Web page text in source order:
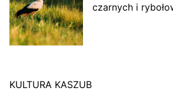
czarnych i
KULTURA KASZUB